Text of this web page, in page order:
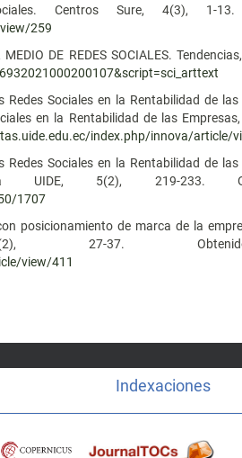
Centros Sure, 4(3), 1-13.
259
DE REDES SOCIALES.
Sociales en la Rentabilidad de las
en la Rentabilidad de las
index.php/innova/article/
Sociales en la Rentabilidad de las
UIDE, 5(2), 219-233.
1707
posicionamiento de marca de la
27-37.
view/411
Indexaciones